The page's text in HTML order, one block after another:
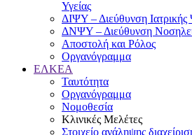
Υγείας
ΔΙΨΥ – Διεύθυνση Ιατρικής
ΔΝΨΥ – Διεύθυνση
Αποστολή και Ρόλος
Οργανόγραμμα
ΕΛΚΕΑ
Ταυτότητα
Οργανόγραμμα
Νομοθεσία
Κλινικές Μελέτες
Στοιχείο ανάληψης